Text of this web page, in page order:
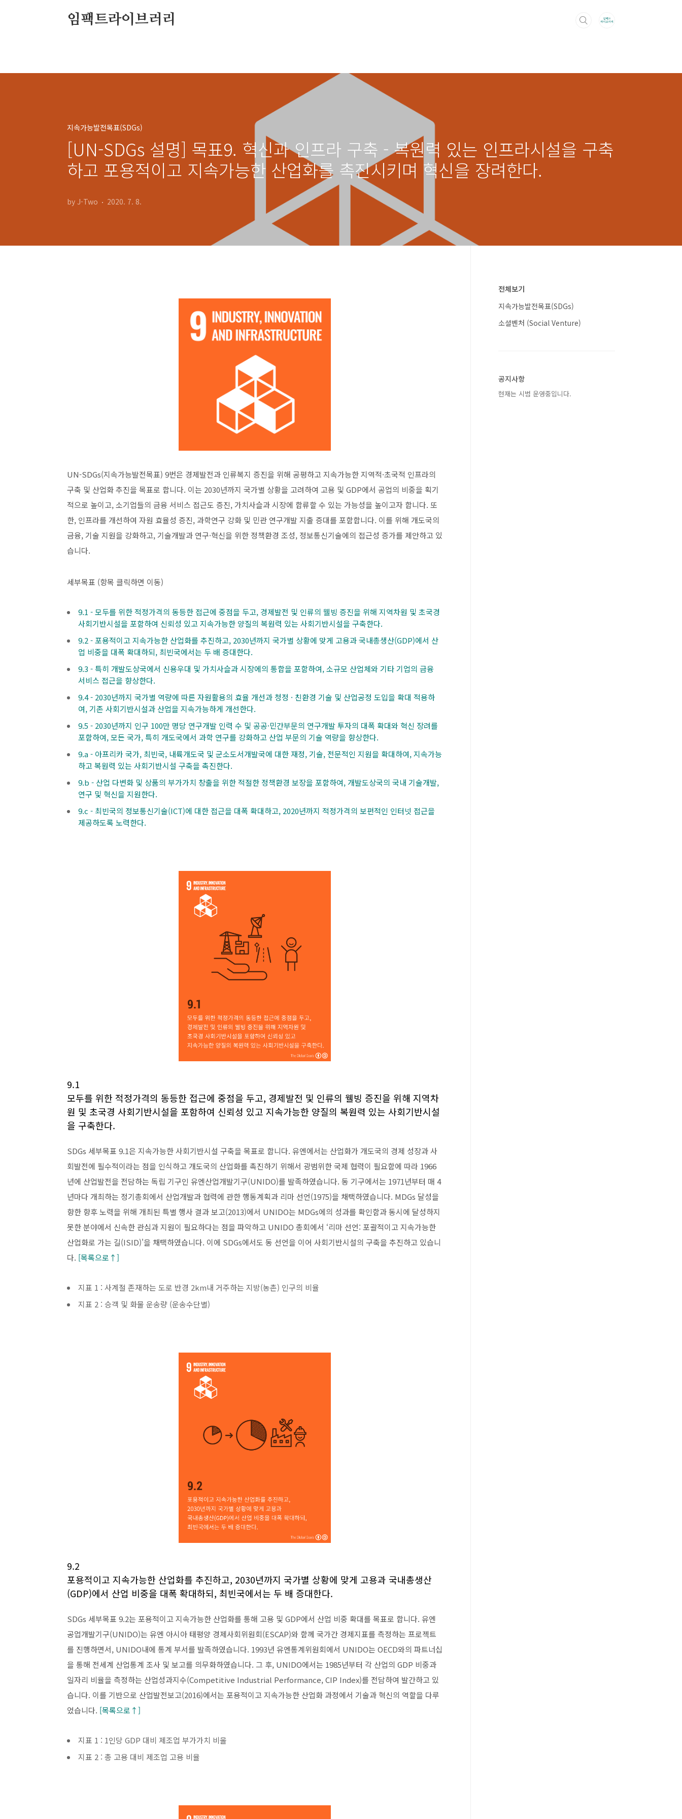
임팩트라이브러리
지속가능발전목표(SDGs)
[UN-SDGs 설명] 목표9. 혁신과 인프라 구축 - 복원력 있는 인프라시설을 구축
하고 포용적이고 지속가능한 산업화를 촉진시키며 혁신을 장려한다.
by J-Two 2020. 7. 8.
UN-SDGs(지속가능발전목표) 9번은 경제발전과 인류복지 증진을 위해 공평하고 지속가능한 지역적·초국적 인프라의
구축 및 산업화 추진을 목표로 합니다. 이는 2030년까지 국가별 상황을 고려하여 고용 및 GDP에서 공업의 비중을 획기
적으로 높이고, 소기업들의 금융 서비스 접근도 증진, 가치사슬과 시장에 합류할 수 있는 가능성을 높이고자 합니다. 또
한, 인프라를 개선하여 자원 효율성 증진, 과학연구 강화 및 민관 연구개발 지출 증대를 포함합니다. 이를 위해 개도국의
금융, 기술 지원을 강화하고, 기술개발과 연구·혁신을 위한 정책환경 조성, 정보통신기술에의 접근성 증가를 제안하고 있
습니다.
세부목표 (항목 클릭하면 이동)
9.1 - 모두를 위한 적정가격의 동등한 접근에 중점을 두고, 경제발전 및 인류의 웰빙 증진을 위해 지역차원 및 초국경
사회기반시설을 포함하여 신뢰성 있고 지속가능한 양질의 복원력 있는 사회기반시설을 구축한다.
9.2 - 포용적이고 지속가능한 산업화를 추진하고, 2030년까지 국가별 상황에 맞게 고용과 국내총생산(GDP)에서 산
업 비중을 대폭 확대하되, 최빈국에서는 두 배 증대한다.
9.3 - 특히 개발도상국에서 신용우대 및 가치사슬과 시장에의 통합을 포함하여, 소규모 산업체와 기타 기업의 금융
서비스 접근을 향상한다.
9.4 - 2030년까지 국가별 역량에 따른 자원활용의 효율 개선과 청정 · 친환경 기술 및 산업공정 도입을 확대 적용하
여, 기존 사회기반시설과 산업을 지속가능하게 개선한다.
9.5 - 2030년까지 인구 100만 명당 연구개발 인력 수 및 공공·민간부문의 연구개발 투자의 대폭 확대와 혁신 장려를
포함하여, 모든 국가, 특히 개도국에서 과학 연구를 강화하고 산업 부문의 기술 역량을 향상한다.
9.a - 아프리카 국가, 최빈국, 내륙개도국 및 군소도서개발국에 대한 재정, 기술, 전문적인 지원을 확대하여, 지속가능
하고 복원력 있는 사회기반시설 구축을 촉진한다.
9.b - 산업 다변화 및 상품의 부가가치 창출을 위한 적절한 정책환경 보장을 포함하여, 개발도상국의 국내 기술개발,
연구 및 혁신을 지원한다.
9.c - 최빈국의 정보통신기술(ICT)에 대한 접근을 대폭 확대하고, 2020년까지 적정가격의 보편적인 인터넷 접근을
제공하도록 노력한다.
9.1
모두를 위한 적정가격의 동등한 접근에 중점을 두고, 경제발전 및 인류의 웰빙 증진을 위해 지역차
원 및 초국경 사회기반시설을 포함하여 신뢰성 있고 지속가능한 양질의 복원력 있는 사회기반시설
을 구축한다.
SDGs 세부목표 9.1은 지속가능한 사회기반시설 구축을 목표로 합니다. 유엔에서는 산업화가 개도국의 경제 성장과 사
회발전에 필수적이라는 점을 인식하고 개도국의 산업화를 촉진하기 위해서 광범위한 국제 협력이 필요함에 따라 1966
년에 산업발전을 전담하는 독립 기구인 유엔산업개발기구(UNIDO)를 발족하였습니다. 동 기구에서는 1971년부터 매 4
년마다 개최하는 정기총회에서 산업개발과 협력에 관한 행동계획과 리마 선언(1975)을 채택하였습니다. MDGs 달성을
향한 향후 노력을 위해 개최된 특별 행사 결과 보고(2013)에서 UNIDO는 MDGs에의 성과를 확인함과 동시에 달성하지
못한 분야에서 신속한 관심과 지원이 필요하다는 점을 파악하고 UNIDO 총회에서 ‘리마 선언: 포괄적이고 지속가능한
산업화로 가는 길(ISID)'을 채택하였습니다. 이에 SDGs에서도 동 선언을 이어 사회기반시설의 구축을 추진하고 있습니
다. [목록으로↑]
지표 1 : 사계절 존재하는 도로 반경 2km내 거주하는 지방(농촌) 인구의 비율
지표 2 : 승객 및 화물 운송량 (운송수단별)
9.2
포용적이고 지속가능한 산업화를 추진하고, 2030년까지 국가별 상황에 맞게 고용과 국내총생산
(GDP)에서 산업 비중을 대폭 확대하되, 최빈국에서는 두 배 증대한다.
SDGs 세부목표 9.2는 포용적이고 지속가능한 산업화를 통해 고용 및 GDP에서 산업 비중 확대를 목표로 합니다. 유엔
공업개발기구(UNIDO)는 유엔 아시아 태평양 경제사회위원회(ESCAP)와 함께 국가간 경제지표를 측정하는 프로젝트
를 진행하면서, UNIDO내에 통계 부서를 발족하였습니다. 1993년 유엔통계위원회에서 UNIDO는 OECD와의 파트너십
을 통해 전세계 산업통계 조사 및 보고를 의무화하였습니다. 그 후, UNIDO에서는 1985년부터 각 산업의 GDP 비중과
일자리 비율을 측정하는 산업성과지수(Competitive Industrial Performance, CIP Index)를 전담하여 발간하고 있
습니다. 이를 기반으로 산업발전보고(2016)에서는 포용적이고 지속가능한 산업화 과정에서 기술과 혁신의 역할을 다루
었습니다. [목록으로↑]
지표 1 : 1인당 GDP 대비 제조업 부가가치 비울
지표 2 : 총 고용 대비 제조업 고용 비율
전체보기
지속가능발전목표(SDGs)
소셜벤처 (Social Venture)
공지사항
현재는 시범 운영중입니다.